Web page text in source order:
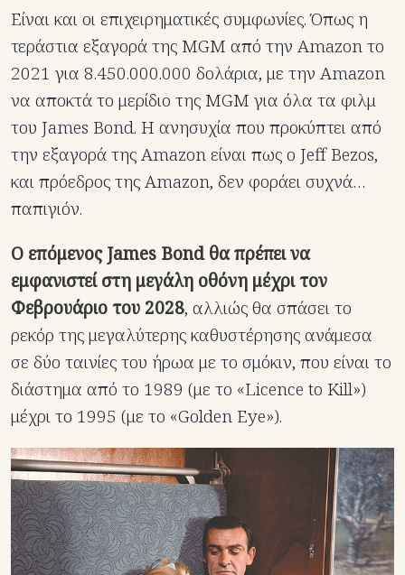
Είναι και οι επιχειρηματικές συμφωνίες. Όπως η
τεράστια εξαγορά της MGM από την Amazon το
2021 για 8.450.000.000 δολάρια, με την Amazon
να αποκτά το μερίδιο της MGM για όλα τα φιλμ
του James Bond. Η ανησυχία που προκύπτει από
την εξαγορά της Amazon είναι πως ο Jeff Bezos,
και πρόεδρος της Amazon, δεν φοράει συχνά…
παπιγιόν.
Ο επόμενος James Bond θα πρέπει να
εμφανιστεί στη μεγάλη οθόνη μέχρι τον
Φεβρουάριο του 2028, αλλιώς θα σπάσει το
ρεκόρ της μεγαλύτερης καθυστέρησης ανάμεσα
σε δύο ταινίες του ήρωα με το σμόκιν, που είναι το
διάστημα από το 1989 (με το «Licence to Kill»)
μέχρι το 1995 (με το «Golden Eye»).